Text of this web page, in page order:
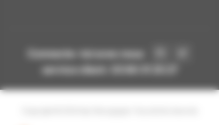
Connecte-toi avec nous
service client: 03 80 31 25 27